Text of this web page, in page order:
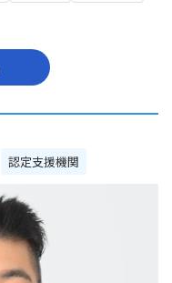
認定支援機関